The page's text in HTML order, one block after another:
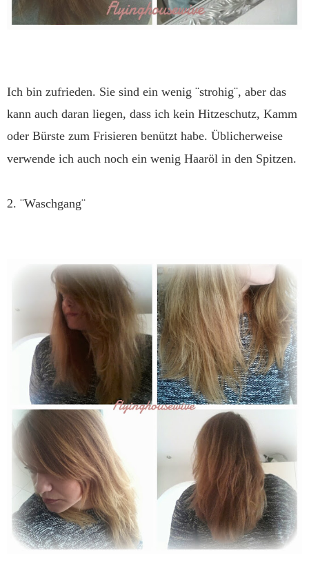
Ich bin zufrieden. Sie sind ein wenig ¨strohig¨, aber das
kann auch daran liegen, dass ich kein Hitzeschutz, Kamm
oder Bürste zum Frisieren benützt habe. Üblicherweise
verwende ich auch noch ein wenig Haaröl in den Spitzen.
2. ¨Waschgang¨